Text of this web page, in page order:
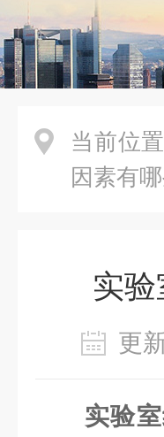
当前位置
因素有
实
更
实验